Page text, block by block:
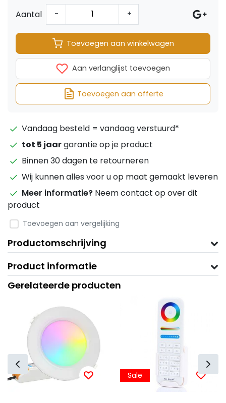
Aantal - +
Toevoegen aan winkelwagen
Aan verlanglijst toevoegen
Toevoegen aan offerte
Vandaag besteld = vandaag verstuurd*
tot 5 jaargarantie op je product
Binnen 30 dagen te retourneren
Wij kunnen alles voor u op maat gemaakt leveren
Meer informatie? Neem contact op over dit
product
Toevoegen aan vergelijking
Productomschrijving
Product informatie
Gerelateerde producten
Sale